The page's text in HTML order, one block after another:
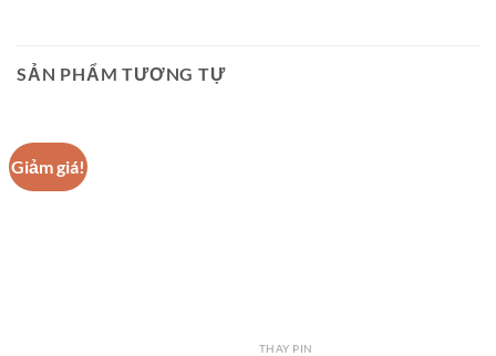
SẢN PHẨM TƯƠNG TỰ
Giảm giá!
THAY PIN